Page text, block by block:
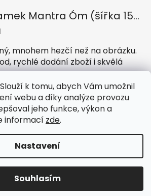
k tomu, abych Vám umožnil
webu a díky analýze provozu
jeho funkce, výkon a
informací zde.
Nastavení
Souhlasím
Měděný náramek Mantra Óm (šířka 15 mm)
je 5 z 5 hvězdiček.
mnohem hezčí než na obrázku.
rychlé dodání zboží i skvělá
je 5 z 5 hvězdiček.
Vytvořil Shoptet
IndickeSaty.cz
vyhrazena.